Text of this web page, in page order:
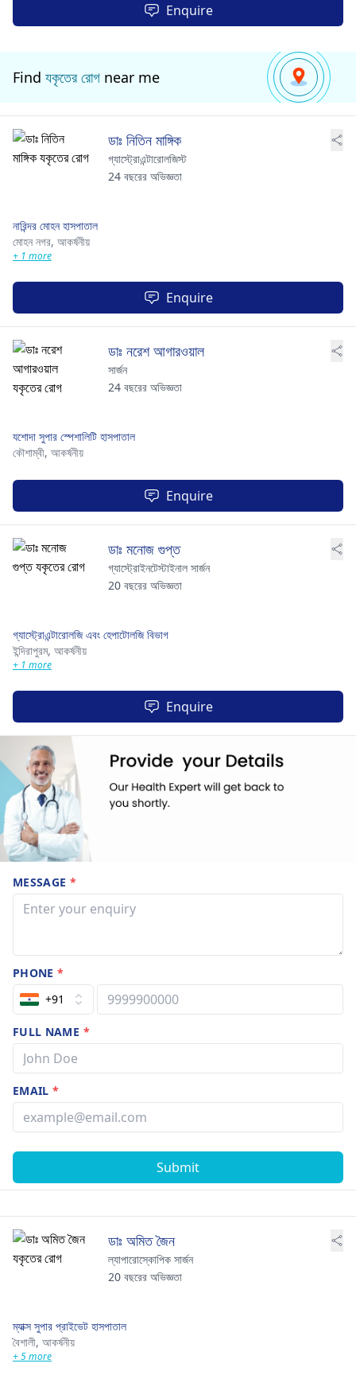
Enquire
Find যকৃতের রোগ near me
ডাঃ নিতিন মাঙ্গিক
গ্যাস্ট্রোএন্টারোলজিস্ট
24 বছরের অভিজ্ঞতা
নারিন্দর মোহন হাসপাতাল
মোহন নগর, আকর্ষনীয়
+ 1 more
Enquire
ডাঃ নরেশ আগারওয়াল
সার্জন
24 বছরের অভিজ্ঞতা
যশোদা সুপার স্পেশালিটি হাসপাতাল
কৌশাম্বী, আকর্ষনীয়
Enquire
ডাঃ মনোজ গুপ্ত
গ্যাস্ট্রোইনটেস্টাইনাল সার্জন
20 বছরের অভিজ্ঞতা
গ্যাস্ট্রোএন্টারোলজি এবং হেপাটোলজি বিভাগ
ইন্দিরাপুরম, আকর্ষনীয়
+ 1 more
Enquire
MESSAGE *
PHONE*
+91
FULL NAME *
EMAIL*
Submit
ডাঃ অমিত জৈন
ল্যাপারোস্কোপিক সার্জন
20 বছরের অভিজ্ঞতা
ম্যাক্স সুপার প্রাইভেট হাসপাতাল
বৈশালী, আকর্ষনীয়
+ 5 more